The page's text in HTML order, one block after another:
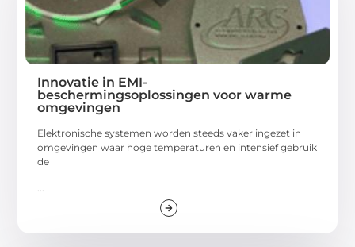
Innovatie in EMI-
beschermingsoplossingen voor warme
omgevingen
Elektronische systemen worden steeds vaker ingezet in
omgevingen waar hoge temperaturen en intensief gebruik
de